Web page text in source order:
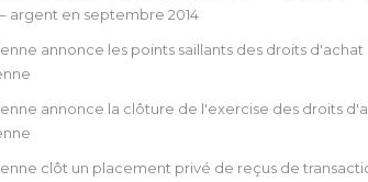
argent en septembre 2014
annonce les points saillants des droits d'achat
annonce la clôture de l'exercise des droits
clôt un placement privé de reçus de